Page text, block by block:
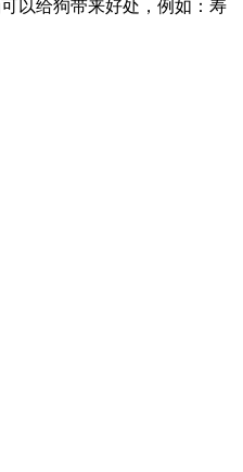
以给狗带来好处，例如：寿